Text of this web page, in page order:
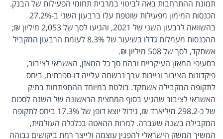
תמונת ההתרחבות באה לביטוי במרבית תחומי הפעילות של הבנק.
הכנסות המימון מפעילות שוטפת עלו ברבעון השני ב-27.2%
בהשוואה לרבעון השני של 2021, והגיעו לסך של 2,053 מיליון ₪;
ההכנסות מעמלות גדלו בשיעור של 8.3% לעומת הרבעון המקביל
אשתקד, לסך של 508 מיליון ₪.
בסעיפי המאזן העיקריים ובהם סך כל המאזן, האשראי לציבור,
פיקדונות הציבור וניירות ערך נרשמה עלייה דו-ספרתית, ביחס
לתקופה המקבילה אשתקד. בולטת במיוחד ההתפתחות בתיק
האשראי לציבור שהגיע בסוף המחצית הראשונה של השנה לסכום
של כ-298.2 מיליארד ₪, גידול יוצא דופן של 17.3% ביחס לתקופה
המקבילה בשנה שעברה. למרות ההאטה בכלכלה העולמית,
המשיך המשק הישראלי להפגין עוצמה ולייצר רמת ביקושים גבוהה